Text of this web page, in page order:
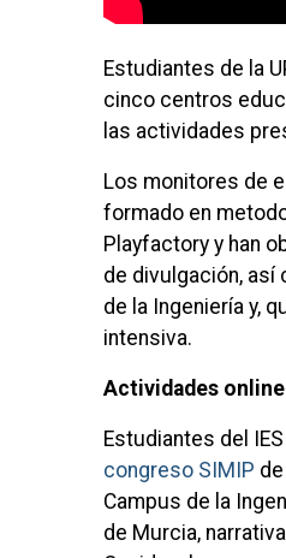
Estudiantes de la
cinco centros
las actividades
Los monitores de
formado en
Playfactory y han
de divulgación, así
de la Ingeniería y,
intensiva.
Actividades
Estudiantes del
congreso SIMIP
Campus de la
de Murcia,